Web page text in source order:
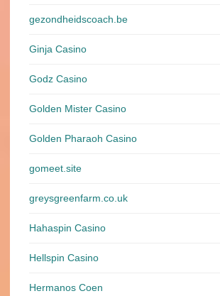
gezondheidscoach.be
Ginja Casino
Godz Casino
Golden Mister Casino
Golden Pharaoh Casino
gomeet.site
greysgreenfarm.co.uk
Hahaspin Casino
Hellspin Casino
Hermanos Coen